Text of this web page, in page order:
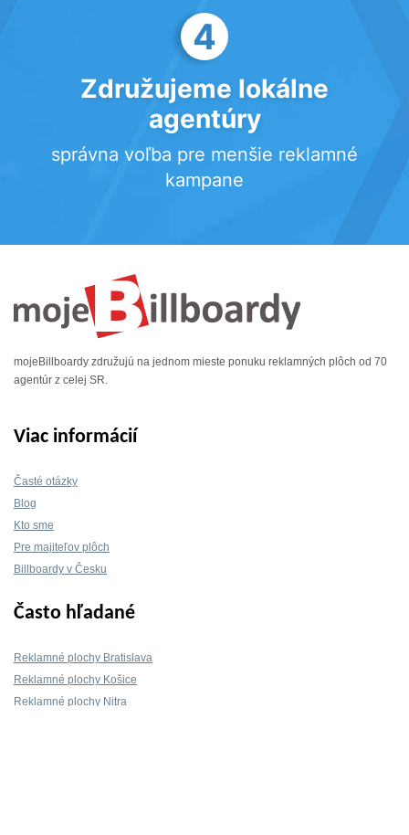
4
Združujeme lokálne
agentúry
správna voľba pre menšie reklamné
kampane
mojeBillboardy združujú na jednom mieste ponuku reklamných plôch od 70
agentúr z celej SR.
Viac informácií
Časté otázky
Blog
Kto sme
Pre majiteľov plôch
Billboardy v Česku
Často hľadané
Reklamné plochy Bratislava
Reklamné plochy Košice
Reklamné plochy Nitra